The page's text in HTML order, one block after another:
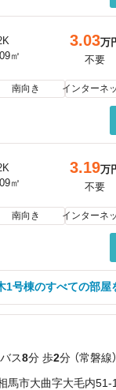
㎡
3.03万
不要
南向き インターネ
㎡
3.19万
不要
南向き インターネ
1号棟のすべての部屋
ス8分 歩2分 （常磐線）
馬市大曲字大毛内51-1